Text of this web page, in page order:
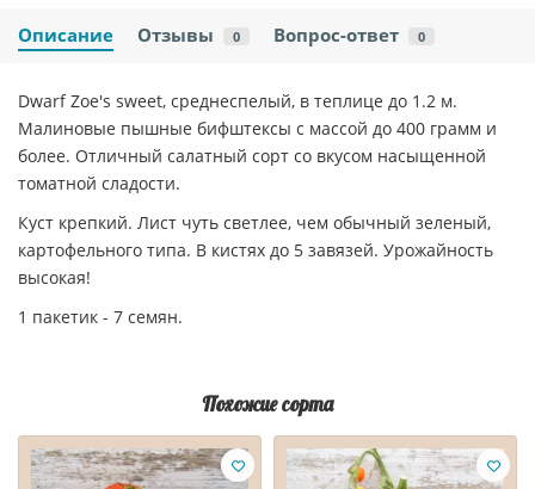
Описание Отзывы 0 Вопрос-ответ 0
Dwarf Zoe's sweet, cреднеспелый, в теплице до 1.2 м.
Малиновые пышные бифштексы с массой до 400 грамм и
более. Отличный салатный сорт со вкусом насыщенной
томатной сладости.
Куст крепкий. Лист чуть светлее, чем обычный зеленый,
картофельного типа. В кистях до 5 завязей. Урожайность
высокая!
1 пакетик - 7 семян.
Похожие сорта